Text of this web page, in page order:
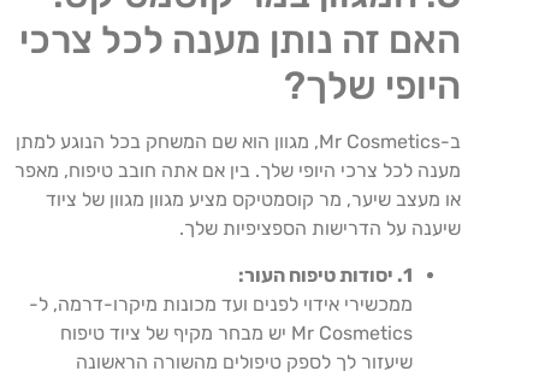
האם זה נותן מענה לכל צרכי
היופי שלך?
ב-Mr Cosmetics, מגוון הוא שם המשחק בכל הנוגע למתן
מענה לכל צרכי היופי שלך. בין אם אתה חובב טיפוח, מאפר
או מעצב שיער, מר קוסמטיקס מציע מגוון מגוון של ציוד
שיענה על הדרישות הספציפיות שלך.
1. יסודות טיפוח העור:
ממכשירי אידוי לפנים ועד מכונות מיקרו-דרמה, ל-
Mr Cosmetics יש מבחר מקיף של ציוד טיפוח
שיעזור לך לספק טיפולים מהשורה הראשונה